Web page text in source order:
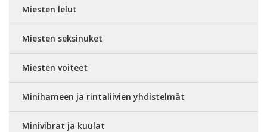
Miesten lelut
Miesten seksinuket
Miesten voiteet
Minihameen ja rintaliivien yhdistelmät
Minivibrat ja kuulat